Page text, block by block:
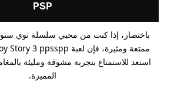
PSP
باختصار، إذا كنت من محبي سلسلة توي
استعد للاستمتاع بتجربة مشوقة ومليئة
المميزة.